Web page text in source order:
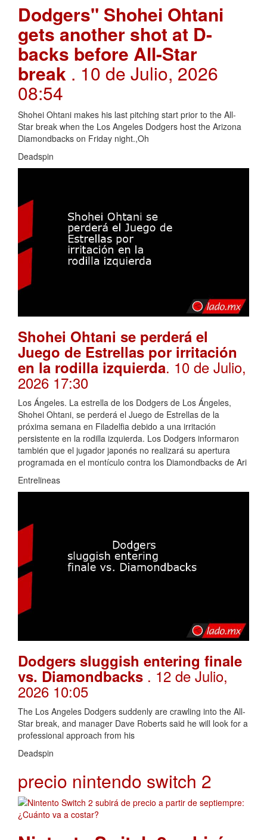
Dodgers" Shohei Ohtani
gets another shot at D-
backs before All-Star
break . 10 de Julio, 2026
08:54
Shohei Ohtani makes his last pitching start prior to the All-
Star break when the Los Angeles Dodgers host the Arizona
Diamondbacks on Friday night.,Oh
Deadspin
Shohei Ohtani se perderá el
Juego de Estrellas por irritación
en la rodilla izquierda. 10 de Julio,
2026 17:30
Los Ángeles. La estrella de los Dodgers de Los Ángeles,
Shohei Ohtani, se perderá el Juego de Estrellas de la
próxima semana en Filadelfia debido a una irritación
persistente en la rodilla izquierda. Los Dodgers informaron
también que el jugador japonés no realizará su apertura
programada en el montículo contra los Diamondbacks de Ari
Entrelineas
Dodgers sluggish entering finale
vs. Diamondbacks . 12 de Julio,
2026 10:05
The Los Angeles Dodgers suddenly are crawling into the All-
Star break, and manager Dave Roberts said he will look for a
professional approach from his
Deadspin
precio nintendo switch 2